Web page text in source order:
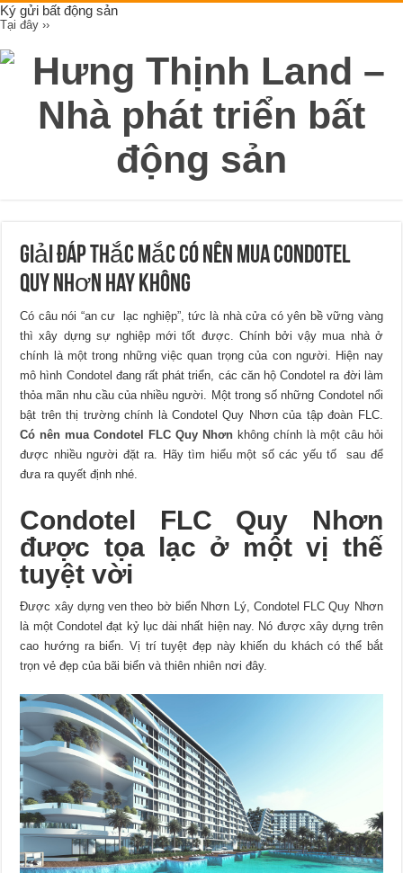
Ký gửi bất động sản
Tại đây ››
Giải đáp thắc mắc có nên mua Condotel
Quy Nhơn hay không
Có câu nói “an cư lạc nghiệp”, tức là nhà cửa có yên bề vững vàng
thì xây dựng sự nghiệp mới tốt được. Chính bởi vậy mua nhà ở
chính là một trong những việc quan trọng của con người. Hiện nay
mô hình Condotel đang rất phát triển, các căn hộ Condotel ra đời làm
thỏa mãn nhu cầu của nhiều người. Một trong số những Condotel nổi
bật trên thị trường chính là Condotel Quy Nhơn của tập đoàn FLC.
Có nên mua Condotel FLC Quy Nhơn không chính là một câu hỏi
được nhiều người đặt ra. Hãy tìm hiểu một số các yếu tố sau để
đưa ra quyết định nhé.
Condotel FLC Quy Nhơn
được tọa lạc ở một vị thế
tuyệt vời
Được xây dựng ven theo bờ biển Nhơn Lý, Condotel FLC Quy Nhơn
là một Condotel đạt kỷ lục dài nhất hiện nay. Nó được xây dựng trên
cao hướng ra biển. Vị trí tuyệt đẹp này khiến du khách có thể bắt
trọn vẻ đẹp của bãi biển và thiên nhiên nơi đây.